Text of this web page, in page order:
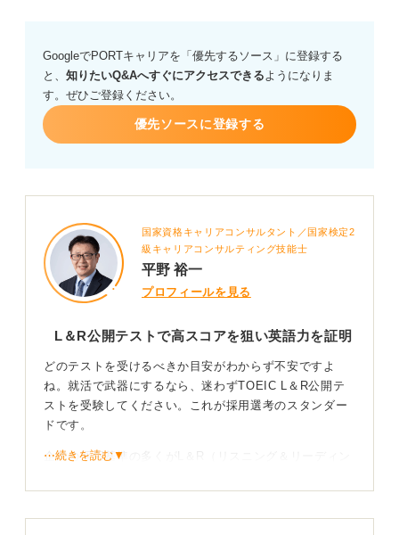
す。
就活で最も有利になるTOEICのテストの種類と、企業に
評価されるための具体的な点数の目安について、アドバ
イスをお願いします。
GoogleでPORTキャリアを「優先するソース」に登録する
と、 知りたいQ&Aへすぐにアクセスできるようになりま
す。ぜひご登録ください。
優先ソースに登録する
国家資格キャリアコンサルタント／国家検定2
級キャリアコンサルティング技能士
平野 裕一
プロフィールを見る
L＆R公開テストで高スコアを狙い英語力を証明
どのテストを受けるべきか目安がわからず不安ですよ
ね。就活で武器にするなら、迷わずTOEIC L＆R公開テ
ストを受験してください。これが採用選考のスタンダー
ドです。
企業の採用基準の多くがL＆R（リスニング＆リーディン
⋯続きを読む▼